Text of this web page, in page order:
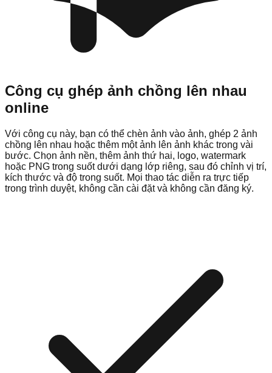
Công cụ ghép ảnh chồng lên nhau
online
Với công cụ này, bạn có thể chèn ảnh vào ảnh, ghép 2 ảnh
chồng lên nhau hoặc thêm một ảnh lên ảnh khác trong vài
bước. Chọn ảnh nền, thêm ảnh thứ hai, logo, watermark
hoặc PNG trong suốt dưới dạng lớp riêng, sau đó chỉnh vị trí,
kích thước và độ trong suốt. Mọi thao tác diễn ra trực tiếp
trong trình duyệt, không cần cài đặt và không cần đăng ký.